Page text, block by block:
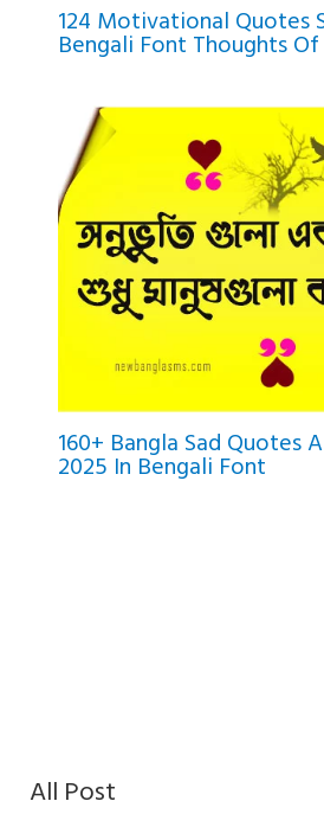
124 Motivational Quotes
Bengali Font Thoughts
160+ Bangla Sad Quotes
2025 In Bengali Font
All Post